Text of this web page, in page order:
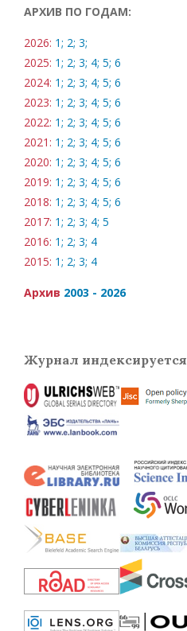
АРХИВ ПО ГОДАМ:
2026: 1; 2; 3;
2025: 1; 2; 3; 4; 5; 6
2024: 1; 2; 3; 4; 5; 6
2023: 1; 2; 3; 4; 5; 6
2022: 1; 2; 3; 4; 5; 6
2021: 1; 2; 3; 4; 5; 6
2020: 1; 2; 3; 4; 5; 6
2019: 1; 2; 3; 4; 5; 6
2018: 1; 2; 3; 4; 5; 6
2017: 1; 2; 3; 4; 5
2016: 1; 2; 3; 4
2015: 1; 2; 3; 4
Архив 2003 - 2026
Журнал индексируется